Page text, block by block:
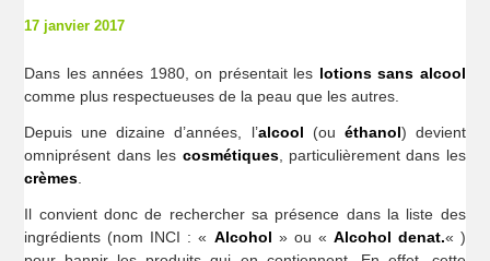
17 janvier 2017
Dans les années 1980, on présentait les lotions sans alcool
comme plus respectueuses de la peau que les autres.
Depuis une dizaine d’années, l’alcool (ou éthanol) devient
omniprésent dans les cosmétiques, particulièrement dans les
crèmes
Il convient donc de rechercher sa présence dans la liste des
ingrédients (nom INCI : « Alcohol » ou « Alcohol denat.« )